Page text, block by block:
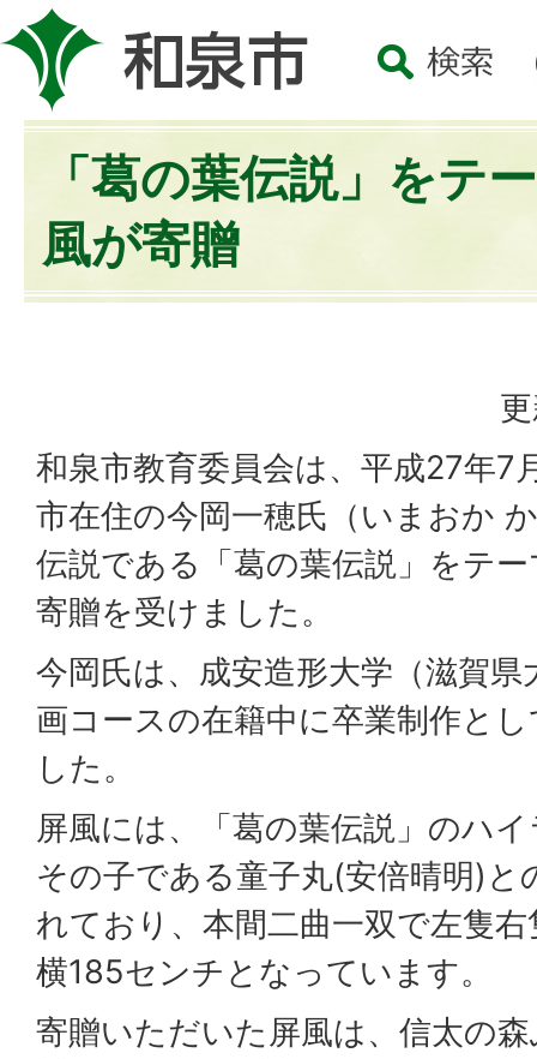
「葛の葉伝説」をテ
風が寄贈
和泉市教育委員会は、平成27年7
市在住の今岡一穂氏（いまおか
伝説である「葛の葉伝説」をテ
寄贈を受けました。
今岡氏は、成安造形大学（滋賀県
画コースの在籍中に卒業制作と
した。
屏風には、「葛の葉伝説」のハ
その子である童子丸(安倍晴明)
れており、本間二曲一双で左隻
横185センチとなっています。
寄贈いただいた屏風は、信太の